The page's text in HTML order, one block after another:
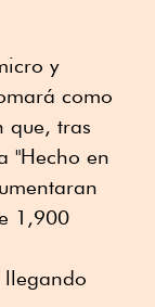
y
como
que, tras
"Hecho en
1,900
llegando